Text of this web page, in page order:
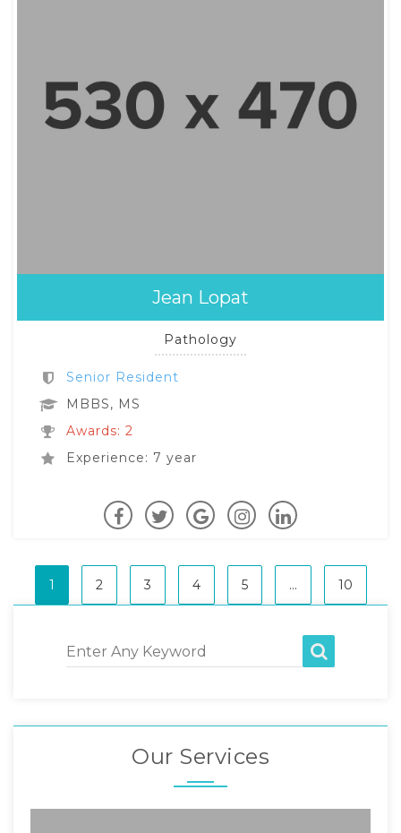
Jean Lopat
Pathology
Senior Resident
MBBS, MS
Awards: 2
Experience: 7 year
1 2 3 4 5 ... 10
Enter Any Keyword
Our Services